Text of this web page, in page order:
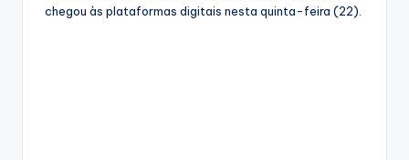
chegou às plataformas digitais nesta quinta-feira (22).